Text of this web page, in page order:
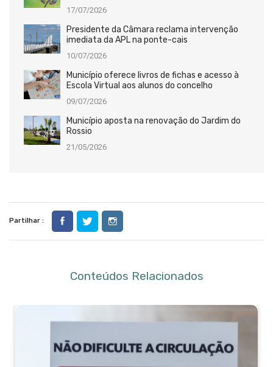
17/07/2026
Presidente da Câmara reclama intervenção
imediata da APL na ponte-cais
10/07/2026
Município oferece livros de fichas e acesso à
Escola Virtual aos alunos do concelho
09/07/2026
Município aposta na renovação do Jardim do
Rossio
21/05/2026
Partilhar :
Conteúdos Relacionados